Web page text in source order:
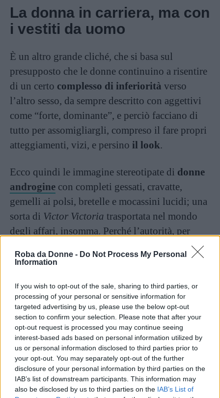
Roba da Donne - Do Not Process My Personal
Information
If you wish to opt-out of the sale, sharing to third parties, or
processing of your personal or sensitive information for
targeted advertising by us, please use the below opt-out
section to confirm your selection. Please note that after your
opt-out request is processed you may continue seeing
interest-based ads based on personal information utilized by
us or personal information disclosed to third parties prior to
your opt-out. You may separately opt-out of the further
disclosure of your personal information by third parties on the
IAB’s list of downstream participants. This information may
also be disclosed by us to third parties on the IAB’s List of
La donna in carriera, ma con
i vestiti da uomo
È un altro grande cliché, che si basa sul
presupposto che le donne continuino a risentire
di un certo complesso di inferiorità verso
l’altro sesso, da sempre descritto con aggettivi
come “forte, dominante”, e perciò facciano di
tutto per assomigliargli, compreso il fare propri
atteggiamenti, vizi, e persino il look.
Ecco quindi le immagine stereotipate di donne
androgine con completi gessati, cravatte,
gemelli ai polsi, bretelle e mocassini lucidi; una
sorta di Victor Victoria trasportata nel mondo
degli affari, insomma. Perché l’autorità, per
prerogativa esclusiva maschile,e dato che una
rimane per avvicinarvisi è diventarne uno
scimmiottamento.
Continua a leggere dopo la pubblicità